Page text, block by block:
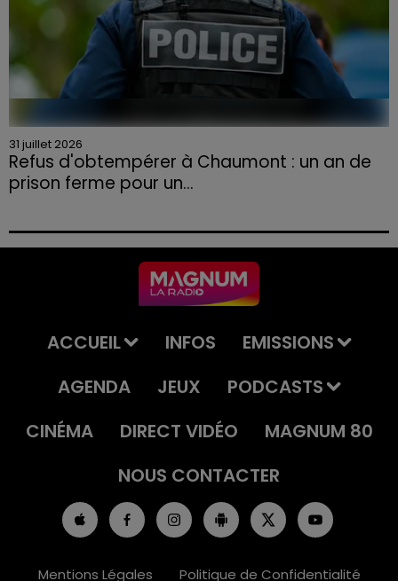
31 juillet 2026
Refus d'obtempérer à Chaumont : un an de
prison ferme pour un...
permis et la confiscation de son véhicule.
ACCUEIL INFOS
EMISSIONS
AGENDA
JEUX
PODCASTS
CINÉMA
DIRECT VIDÉO
MAGNUM 80
NOUS CONTACTER
Mentions Légales Politique de Confidentialité